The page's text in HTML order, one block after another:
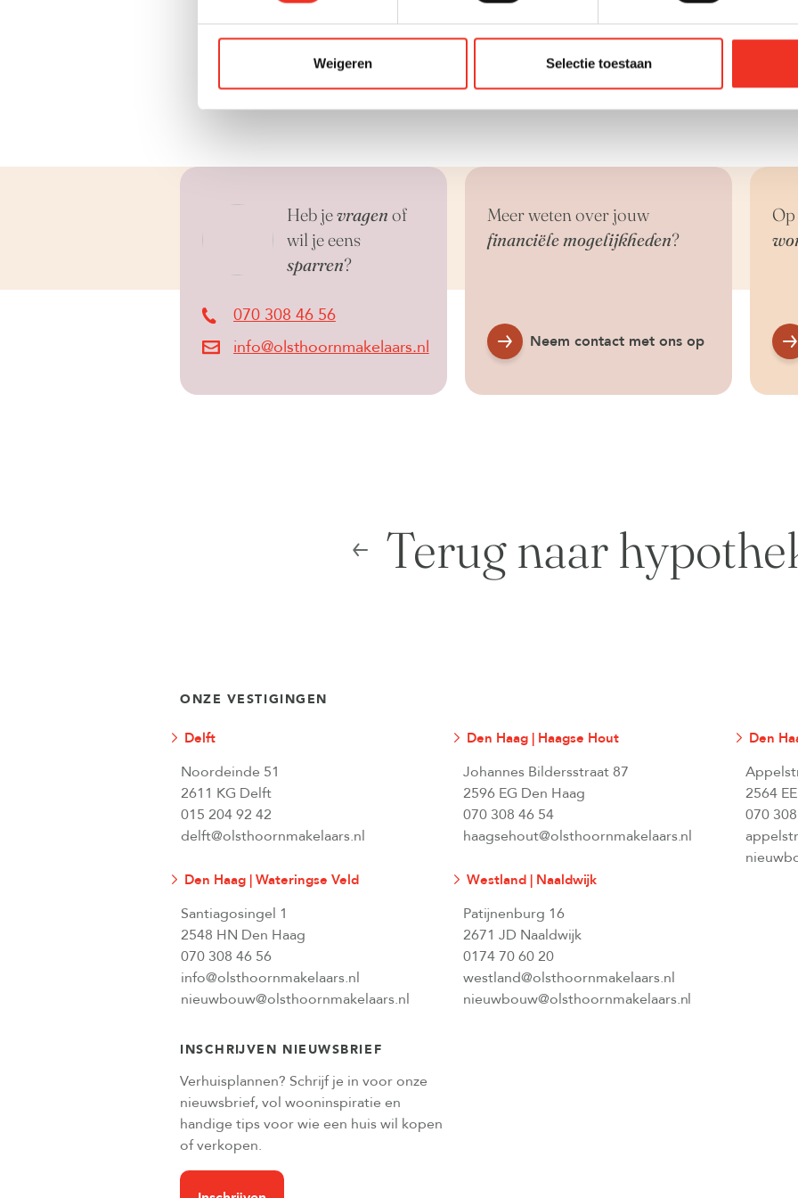
Weigeren Selectie toestaan
je dan nog niet veel hebt afgelost en de rente dus hoog is. Daarnaast
hypotheekrenteaftrek het kopen van een huis voor veel mensen
Heb jevragen of
wil je eens
sparren?
070 308 46 56
info@olsthoornmakelaars.nl
Meer weten over jouw
financiële mogelijkheden?
Neem contact met ons op
Terug naar
ONZE VESTIGINGEN
Delft
Noordeinde 51
2611 KG Delft
015 204 92 42
delft@olsthoornmakelaars.nl
Den Haag | Haagse Hout
Johannes Bildersstraat 87
2596 EG Den Haag
070 308 46 54
haagsehout@olsthoornmakelaars.nl
Den
2564
070
Den Haag | Wateringse Veld
Santiagosingel 1
2548 HN Den Haag
070 308 46 56
info@olsthoornmakelaars.nl
nieuwbouw@olsthoornmakelaars.nl
Westland | Naaldwijk
Patijnenburg 16
2671 JD Naaldwijk
0174 70 60 20
westland@olsthoornmakelaars.nl
nieuwbouw@olsthoornmakelaars.nl
INSCHRIJVEN NIEUWSBRIEF
Verhuisplannen? Schrijf je in voor onze
nieuwsbrief, vol wooninspiratie en
handige tips voor wie een huis wil kopen
of verkopen.